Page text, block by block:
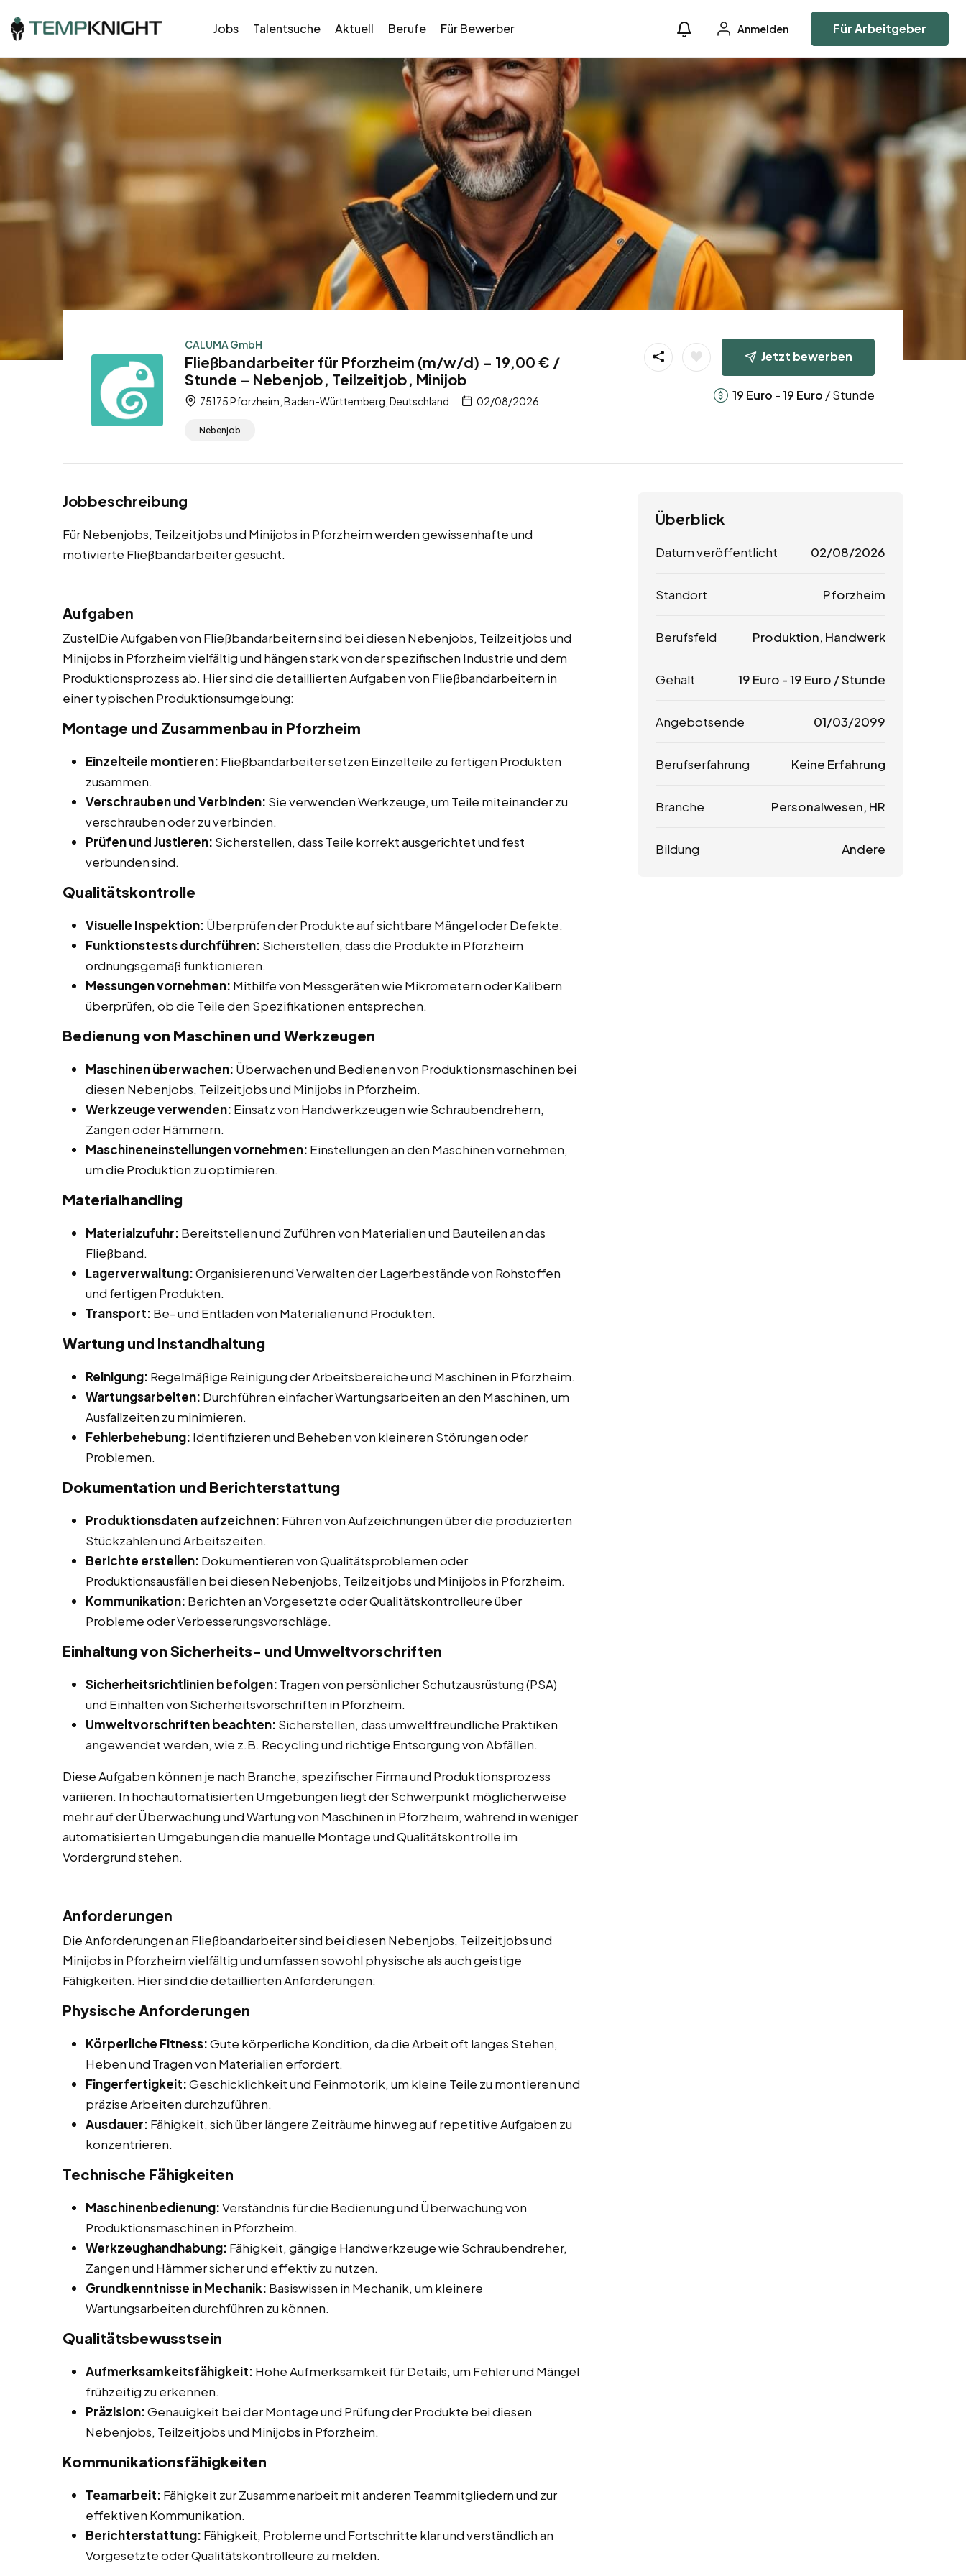
Jobs Talentsuche Aktuell Berufe Für Bewerber Anmelden Für Arbeitgeber
CALUMA GmbH
Fließbandarbeiter für Pforzheim (m/w/d) – 19,00 € /
Stunde – Nebenjob, Teilzeitjob, Minijob
75175 Pforzheim, Baden-Württemberg, Deutschland 02/08/2026
Nebenjob
Jetzt bewerben
19 Euro -19 Euro / Stunde
Jobbeschreibung
Für Nebenjobs, Teilzeitjobs und Minijobs in Pforzheim werden gewissenhafte und
motivierte Fließbandarbeiter gesucht.
Aufgaben
ZustelDie Aufgaben von Fließbandarbeitern sind bei diesen Nebenjobs, Teilzeitjobs und
Minijobs in Pforzheim vielfältig und hängen stark von der spezifischen Industrie und dem
Produktionsprozess ab. Hier sind die detaillierten Aufgaben von Fließbandarbeitern in
einer typischen Produktionsumgebung:
Montage und Zusammenbau in Pforzheim
Einzelteile montieren: Fließbandarbeiter setzen Einzelteile zu fertigen Produkten
zusammen.
Verschrauben und Verbinden: Sie verwenden Werkzeuge, um Teile miteinander zu
verschrauben oder zu verbinden.
Prüfen und Justieren: Sicherstellen, dass Teile korrekt ausgerichtet und fest
verbunden sind.
Qualitätskontrolle
Visuelle Inspektion: Überprüfen der Produkte auf sichtbare Mängel oder Defekte.
Funktionstests durchführen: Sicherstellen, dass die Produkte in Pforzheim
ordnungsgemäß funktionieren.
Messungen vornehmen: Mithilfe von Messgeräten wie Mikrometern oder Kalibern
überprüfen, ob die Teile den Spezifikationen entsprechen.
Bedienung von Maschinen und Werkzeugen
Maschinen überwachen: Überwachen und Bedienen von Produktionsmaschinen bei
diesen Nebenjobs, Teilzeitjobs und Minijobs in Pforzheim.
Werkzeuge verwenden: Einsatz von Handwerkzeugen wie Schraubendrehern,
Zangen oder Hämmern.
Maschineneinstellungen vornehmen: Einstellungen an den Maschinen vornehmen,
um die Produktion zu optimieren.
Materialhandling
Materialzufuhr: Bereitstellen und Zuführen von Materialien und Bauteilen an das
Fließband.
Lagerverwaltung:Organisieren und Verwalten der Lagerbestände von Rohstoffen
und fertigen Produkten.
Transport: Be- und Entladen von Materialien und Produkten.
Wartung und Instandhaltung
Reinigung: Regelmäßige Reinigung der Arbeitsbereiche und Maschinen in Pforzheim.
Wartungsarbeiten: Durchführen einfacher Wartungsarbeiten an den Maschinen, um
Ausfallzeiten zu minimieren.
Fehlerbehebung: Identifizieren und Beheben von kleineren Störungen oder
Problemen.
Dokumentation und Berichterstattung
Produktionsdaten aufzeichnen: Führen von Aufzeichnungen über die produzierten
Stückzahlen und Arbeitszeiten.
Berichte erstellen: Dokumentieren von Qualitätsproblemen oder
Produktionsausfällen bei diesen Nebenjobs, Teilzeitjobs und Minijobs in Pforzheim.
Kommunikation: Berichten an Vorgesetzte oder Qualitätskontrolleure über
Probleme oder Verbesserungsvorschläge.
Einhaltung von Sicherheits- und Umweltvorschriften
Sicherheitsrichtlinien befolgen: Tragen von persönlicher Schutzausrüstung (PSA)
und Einhalten von Sicherheitsvorschriften in Pforzheim.
Umweltvorschriften beachten: Sicherstellen, dass umweltfreundliche Praktiken
angewendet werden, wie z.B. Recycling und richtige Entsorgung von Abfällen.
Diese Aufgaben können je nach Branche, spezifischer Firma und Produktionsprozess
variieren. In hochautomatisierten Umgebungen liegt der Schwerpunkt möglicherweise
mehr auf der Überwachung und Wartung von Maschinen in Pforzheim, während in weniger
automatisierten Umgebungen die manuelle Montage und Qualitätskontrolle im
Vordergrund stehen.
Anforderungen
Die Anforderungen an Fließbandarbeiter sind bei diesen Nebenjobs, Teilzeitjobs und
Minijobs in Pforzheim vielfältig und umfassen sowohl physische als auch geistige
Fähigkeiten. Hier sind die detaillierten Anforderungen:
Physische Anforderungen
Körperliche Fitness:Gute körperliche Kondition, da die Arbeit oft langes Stehen,
Heben und Tragen von Materialien erfordert.
Fingerfertigkeit:Geschicklichkeit und Feinmotorik, um kleine Teile zu montieren und
präzise Arbeiten durchzuführen.
Ausdauer: Fähigkeit, sich über längere Zeiträume hinweg auf repetitive Aufgaben zu
konzentrieren.
Technische Fähigkeiten
Maschinenbedienung:Verständnis für die Bedienung und Überwachung von
Produktionsmaschinen in Pforzheim.
Werkzeughandhabung: Fähigkeit, gängige Handwerkzeuge wie Schraubendreher,
Zangen und Hämmer sicher und effektiv zu nutzen.
Grundkenntnisse in Mechanik: Basiswissen in Mechanik, um kleinere
Wartungsarbeiten durchführen zu können.
Qualitätsbewusstsein
Aufmerksamkeitsfähigkeit: Hohe Aufmerksamkeit für Details, um Fehler und Mängel
frühzeitig zu erkennen.
Präzision:Genauigkeit bei der Montage und Prüfung der Produkte bei diesen
Nebenjobs, Teilzeitjobs und Minijobs in Pforzheim.
Kommunikationsfähigkeiten
Teamarbeit: Fähigkeit zur Zusammenarbeit mit anderen Teammitgliedern und zur
effektiven Kommunikation.
Berichterstattung: Fähigkeit, Probleme und Fortschritte klar und verständlich an
Vorgesetzte oder Qualitätskontrolleure zu melden.
Überblick
Datum veröffentlicht 02/08/2026
Standort Pforzheim
Berufsfeld Produktion, Handwerk
Gehalt 19 Euro -19 Euro / Stunde
Angebotsende 01/03/2099
Berufserfahrung Keine Erfahrung
Branche Personalwesen, HR
Bildung Andere